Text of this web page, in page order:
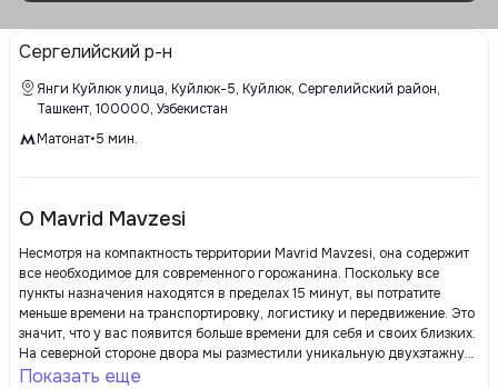
Сергелийский р-н
Янги Куйлюк улица, Куйлюк-5, Куйлюк, Сергелийский район,
Ташкент, 100000, Узбекистан
Матонат•5 мин.
О Mavrid Mavzesi
Несмотря на компактность территории Mavrid Mavzesi, она содержит
все необходимое для современного горожанина. Поскольку все
пункты назначения находятся в пределах 15 минут, вы потратите
меньше времени на транспортировку, логистику и передвижение. Это
значит, что у вас появится больше времени для себя и своих близких.
На северной стороне двора мы разместили уникальную двухэтажную
детскую площадку, созданную по авторскому проекту. Детская
Показать еще